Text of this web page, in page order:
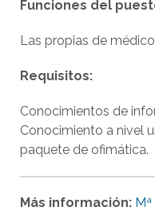
Funciones del
Las propias de
Requisitos:
Conocimientos de
Conocimiento a nivel
paquete de ofimática.
Más información: